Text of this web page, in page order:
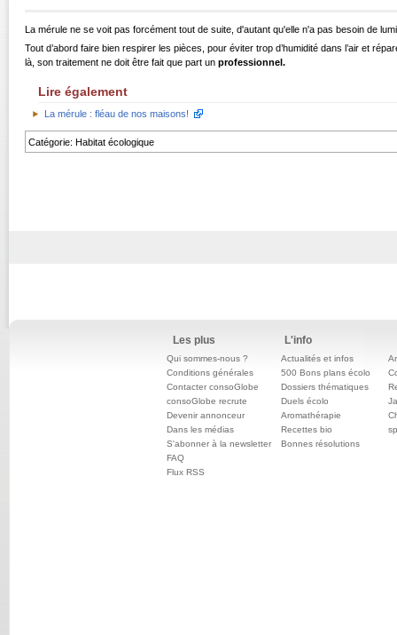
La mérule ne se voit pas forcément tout de suite, d'autant qu'elle n'a pas besoin de
Tout d’abord faire bien respirer les pièces, pour éviter trop d’humidité dans l’air et
là, son traitement ne doit être fait que part un professionnel.
Lire également
La mérule : fléau de nos maisons!
Catégorie:Habitat écologique
Les plus
Qui sommes-nous ?
Conditions générales
Contacter consoGlobe
consoGlobe recrute
Devenir annonceur
Dans les médias
S'abonner à la newsletter
FAQ
Flux RSS
L'info
Actualités et infos
500 Bons plans écolo
Dossiers thématiques
Duels écolo
Aromathérapie
Recettes bio
Bonnes résolutions